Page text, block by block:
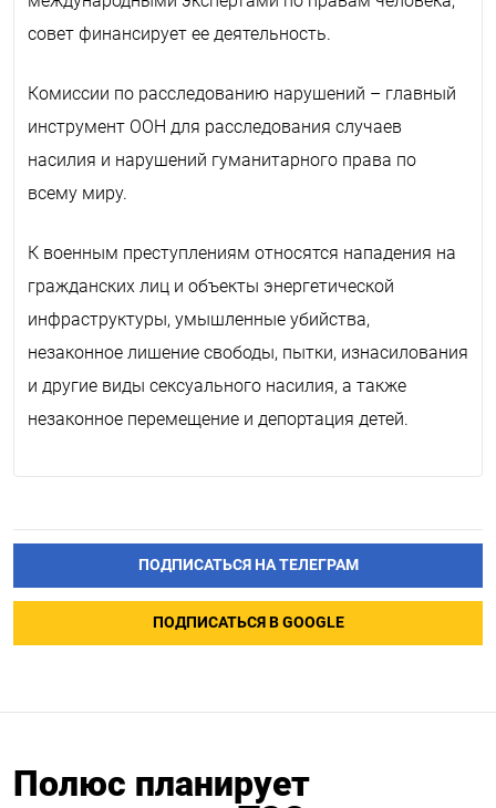
совет финансирует ее деятельность.
Комиссии по расследованию нарушений – главный
инструмент ООН для расследования случаев
насилия и нарушений гуманитарного права по
всему миру.
К военным преступлениям относятся нападения на
гражданских лиц и объекты энергетической
инфраструктуры, умышленные убийства,
незаконное лишение свободы, пытки, изнасилования
и другие виды сексуального насилия, а также
незаконное перемещение и депортация детей.
ПОДПИСАТЬСЯ НА ТЕЛЕГРАМ
ПОДПИСАТЬСЯ В GOOGLE
Полюс планирует